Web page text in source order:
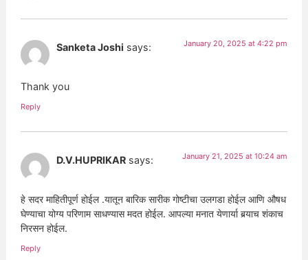
Sanketa Joshi says: January 20, 2025 at 4:22 pm
Thank you
Reply
D.V.HUPRIKAR says: January 21, 2025 at 10:24 am
हे सदर माहितीपूर्ण होईल .यातून बारिक सारीक गोष्टीचा उलगडा होईल आणि औषध
घेण्याचा योग्य परिणाम साधण्यास मदत होईल. आपल्या मनात येणार्या बर्‍याच शंकाच
निरसन होईल.
Reply